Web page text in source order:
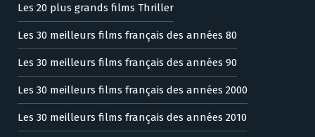
Les 20 plus grands films Thriller
Les 30 meilleurs films français des années 80
Les 30 meilleurs films français des années 90
Les 30 meilleurs films français des années 2000
Les 30 meilleurs films français des années 2010